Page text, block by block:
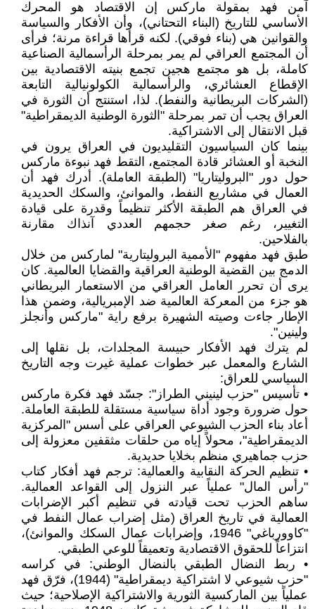
آمن فهد بمقولة ماركس إن الاقتصاد هو المحرك
الأساسي للتاريخ (البناء التحتاني)، وأن الأفكار والسياسة
والقوانين هي (بناء فوقي). لكنه قرأها قراءة مرنة؛ فرأى
أن المجتمع العراقي لم يمر بمرحلة الرأسمالية الصناعية
كاملة، بل هو مجتمع هجين تجمع بنيته الاقتصادية بين
الإقطاع العشائري، والرأسمالية الكولونيالية التابعة
(الشركات البريطانية والنفط). لذا، استنتج أن الثورة في
العراق يجب أن تمر بمرحلة "الثورة الوطنية الديمقراطية"
قبل الانتقال إلى الاشتراكية.
بينما كان السياسيون التقليديون في العراق يرون في
النخبة أو العشائر قادة المجتمع، التقط فهد نبوءة ماركس
حول دور "البروليتاريا" (الطبقة العاملة). أدرك فهد أن
العمال في مشاريع النفط، والموانئ، والسكك الحديدية
في العراق هم الطبقة الأكثر تنظيماً وقدرة على قيادة
التغيير، رغم صغر حجمهم العددي آنذاك مقارنة
بالفلاحين.
طبق فهد مفهوم "الأممية البروليتارية" لماركس من خلال
الدمج بين القضية الوطنية العراقية والقضايا العالمية. كان
يرى أن تحرر العامل العراقي من الاستعمار البريطاني
هو جزء من المعركة العالمية ضد الإمبريالية، وضمن هذا
الإطار جاءت وصيته الشهيرة برفع راية "ماركس وأنجلز
ولينين".
لم يترك فهد الأفكار حبيسة المجلدات، بل نقلها إلى
الشارع والمعمل عبر خطوات عملية غيرت وجه التاريخ
السياسي للعراق:
• تأسيس "حزب لينيني الطراز": جسّد فهد فكرة ماركس
حول ضرورة وجود أداة سياسية مستقلة للطبقة العاملة.
أعاد بناء الحزب الشيوعي العراقي على أسس "المركزية
الديمقراطية"، محولاً إياه من حلقات مثقفين معزولة إلى
حزب جماهيري منظم بخلايا حديدية.
• تنظيم الحركة النقابية والعمالية: ترجم فهد أفكار كتاب
"رأس المال" عملياً عبر النزول إلى القواعد العمالية.
ساهم الحزب تحت قيادته في تنظيم أكبر الإضرابات
العمالية في تاريخ العراق (مثل إضراب عمال النفط في
"كاوورباغي" 1946، وإضرابات عمال السكك والموانئ)،
انتزاعاً للحقوق الاقتصادية وتعميقاً للوعي الطبقي.
• ربط النضال الطبقي بالنضال الوطني: في كراسه
"حزب شيوعي لا اشتراكية ديمقراطية" (1944)، فرّق فهد
عملياً بين الماركسية الثورية والاشتراكية الإصلاحية؛ حيث